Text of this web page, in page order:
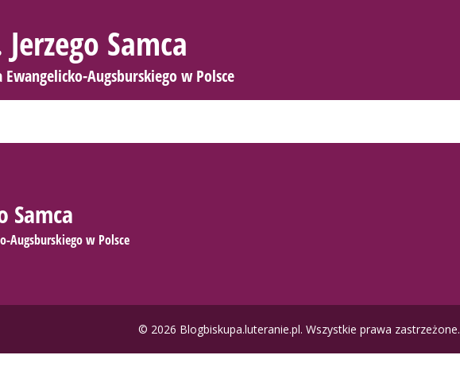
Samca
Ewangelicko-Augsburskiego w Polsce
Samca
Augsburskiego w Polsce
© 2026 Blogbiskupa.luteranie.pl. Wszystkie prawa zastrzeżone.